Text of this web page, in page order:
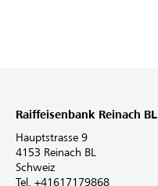
Raiffeisenbank Reinach BL
Hauptstrasse 9
4153 Reinach BL
Schweiz
Tel. +41617179868